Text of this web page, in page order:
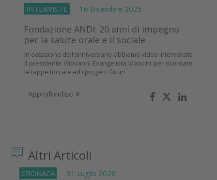
INTERVISTE 16 Dicembre 2025
Fondazione ANDI: 20 anni di impegno
per la salute orale e il sociale
In occasione dell’anniversario abbiamo video intervistato
il presidente Giovanni Evangelista Mancini per ricordare
le tappe toccate ed i progetti futuri
Approfondisci
Altri Articoli
CRONACA 31 Luglio 2026